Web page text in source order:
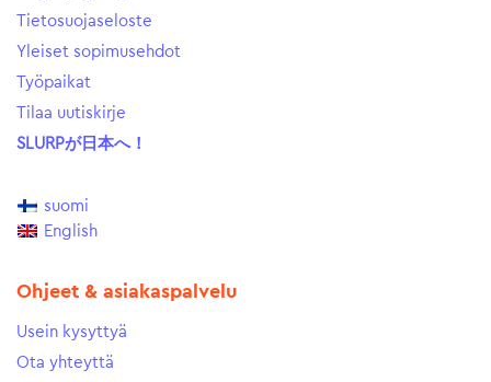
Tietosuojaseloste
Yleiset sopimusehdot
Työpaikat
Tilaa uutiskirje
SLURPが日本へ！
suomi
English
Ohjeet & asiakaspalvelu
Usein kysyttyä
Ota yhteyttä